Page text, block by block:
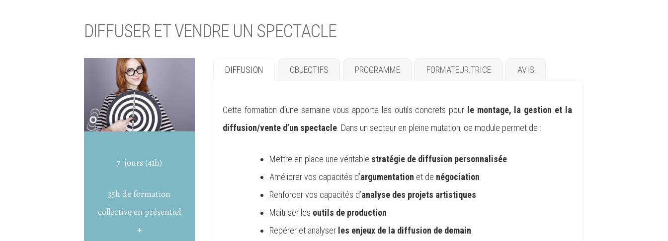
DIFFUSER ET VENDRE UN SPECTACLE
7 jours (41h)
35h de formation
collective en présentiel
+
DIFFUSION OBJECTIFS PROGRAMME FORMATEUR.TRICE AVIS
Cette formation d‘une semaine vous apporte les outils concrets pour le montage, la gestion et la
diffusion/vente d’un spectacle . Dans un secteur en pleine mutation, ce module permet de :
Mettre en place une véritable stratégie de diffusion personnalisée
Améliorer vos capacités d’argumentation et de négociation
Renforcer vos capacités d’analyse des projets artistiques
Maîtriser les outils de production
Repérer et analyser les enjeux de la diffusion de demain